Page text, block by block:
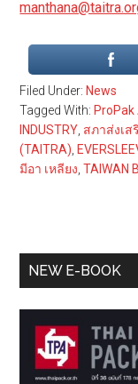
Filed Under: News
Tagged With: ProPak
INDUSTRY, สภาส่งเ
(TAITRA),
มีอา เหลียง,TAIWAN
Primary
NEW E-BOOK